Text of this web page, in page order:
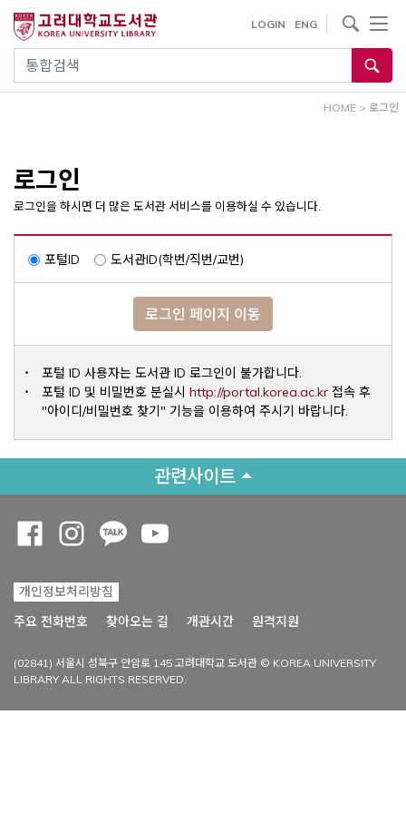
건
통합검색
LOGIN ENG
사이트내 검색
HOME > 로그인
로그인
로그인을 하시면 더 많은 도서관 서비스를 이용하실 수 있습니다.
포털ID 도서관ID(학번/직번/교번)
로그인 페이지 이동
포털 ID 사용자는 도서관 ID 로그인이 불가합니다.
포털 ID 및 비밀번호 분실시 http://portal.korea.ac.krOpens a
접속 후
"아이디/비밀번호 찾기" 기능을 이용하여 주시기 바랍니다.
관련사이트
개인정보처리방침
주요 전화번호
찾아오는 길 개관시간 원격지원
(02841) 서울시 성북구 안암로 145 고려대학교 도서관 © KOREA UNIVERSITY
LIBRARY ALL RIGHTS RESERVED.
Opens a new window
Opens a new window
Opens a new window